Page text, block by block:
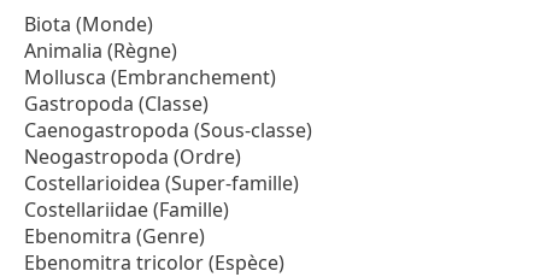
Biota (Monde)
Animalia (Règne)
Mollusca (Embranchement)
Gastropoda (Classe)
Caenogastropoda (Sous-classe)
Neogastropoda (Ordre)
Costellarioidea (Super-famille)
Costellariidae (Famille)
Ebenomitra (Genre)
Ebenomitra tricolor (Espèce)